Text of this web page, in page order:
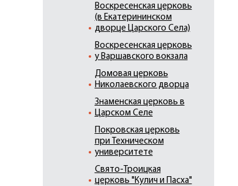
Воскресенская церковь
(в Екатерининском
дворце Царского Села)
Воскресенская церковь
у Варшавского вокзала
Домовая церковь
Николаевского дворца
Знаменская церковь в
Царском Селе
Покровская церковь
при Техническом
университете
Свято-Троицкая
церковь "Кулич и Пасха"